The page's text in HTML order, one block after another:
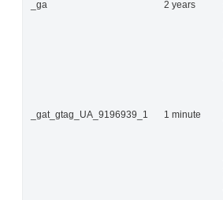
_ga 2 years
_gat_gtag_UA_9196939_1 1 minute